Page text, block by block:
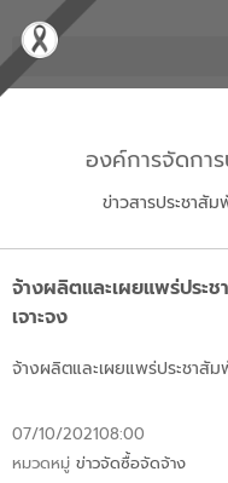
องค์การจัดการ
ข่าวสารประชาสั
จ้างผลิตและเผยแพร่ประ
เจาะจง
จ้างผลิตและเผยแพร่ประชาสัม
07/10/202108:00
หมวดหมู่ ข่าวจัดซื้อจัดจ้าง